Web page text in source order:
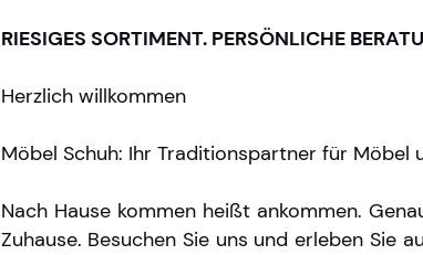
RIESIGES SORTIMENT. PERSÖNLICHE
Herzlich willkommen
Möbel Schuh: Ihr Traditionspartner für Möbel
Nach Hause kommen heißt ankommen.
Zuhause. Besuchen Sie uns und erleben Sie